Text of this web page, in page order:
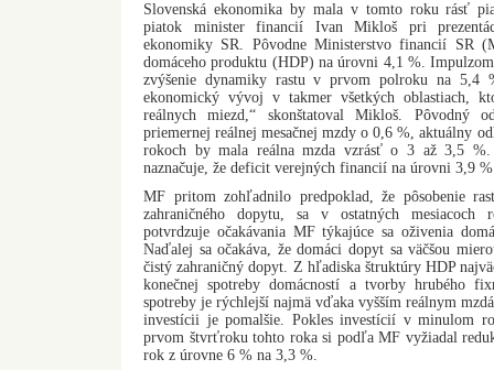
Slovenská ekonomika by mala v tomto roku rásť
piatok minister financií Ivan Mikloš pri
ekonomiky SR. Pôvodne Ministerstvo financií SR
domáceho produktu (HDP) na úrovni 4,1 %.
zvýšenie dynamiky rastu v prvom polroku na 5,4
ekonomický vývoj v takmer všetkých oblastiach,
reálnych miezd,“ skonštatoval Mikloš. Pôvodný
priemernej reálnej mesačnej mzdy o 0,6 %, aktuálny
rokoch by mala reálna mzda vzrásť o 3 až 3,5
naznačuje, že deficit verejných financií na úrovni 3,9
MF pritom zohľadnilo predpoklad, že pôsobenie
zahraničného dopytu, sa v ostatných
potvrdzuje očakávania MF týkajúce sa oživenia
Naďalej sa očakáva, že domáci dopyt sa väčšou
čistý zahraničný dopyt. Z hľadiska štruktúry HDP
konečnej spotreby domácností a tvorby hrubého
spotreby je rýchlejší najmä vďaka vyšším reálnym
investícii je pomalšie. Pokles investícií v minulom
prvom štvrťroku tohto roka si podľa MF vyžiadal
rok z úrovne 6 % na 3,3 %.